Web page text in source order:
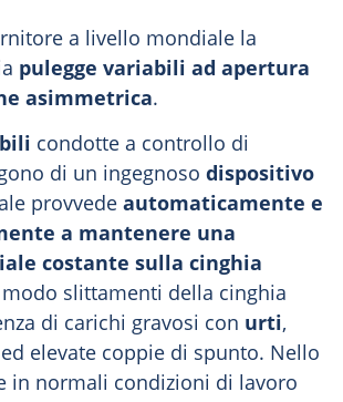
a livello mondiale la
pulegge variabili ad apertura
asimmetrica.
condotte a controllo di
di un ingegnoso dispositivo
provvede automaticamente e
a mantenere una
costante sulla cinghia
slittamenti della cinghia
di carichi gravosi con urti,
ed elevate coppie di spunto. Nello
in normali condizioni di lavoro